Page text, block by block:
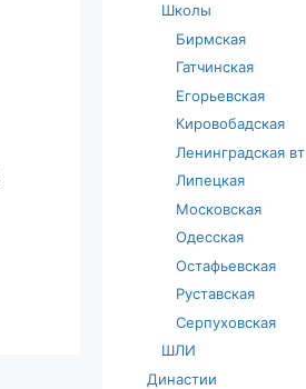
Школы
Бирмская
Гатчинская
Егорьевская
Кировобадская
Ленинградская вт
Липецкая
Московская
Одесская
Остафьевская
Руставская
Серпуховская
ШЛИ
Династии